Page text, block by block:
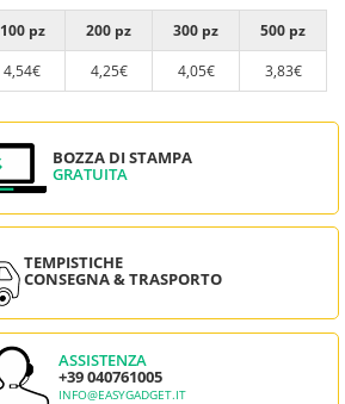
100 pz 200 pz 300 pz
500 pz
4,54€ 4,25€ 4,05€ 3,83€
BOZZA DI STAMPA
GRATUITA
TEMPISTICHE
CONSEGNA & TRASPORTO
ASSISTENZA
+39 040761005
INFO@EASYGADGET.IT